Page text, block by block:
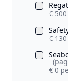
€
€
€ 0